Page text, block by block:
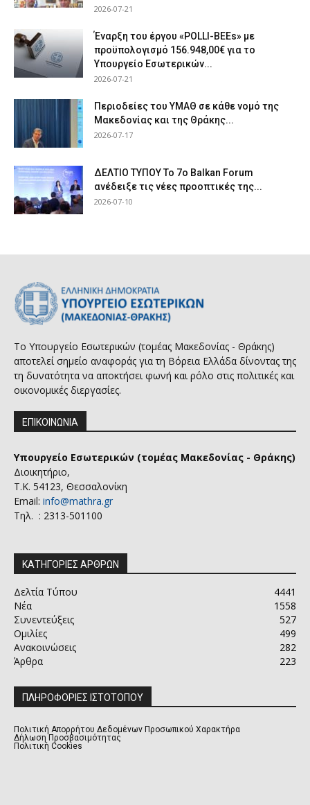
2026-07-21
Έναρξη του έργου «POLLI-BEEs» με
προϋπολογισμό 156.948,00€ για το
Υπουργείο Εσωτερικών...
2026-07-21
Περιοδείες του ΥΜΑΘ σε κάθε νομό της
Μακεδονίας και της Θράκης...
2026-07-17
ΔΕΛΤΙΟ ΤΥΠΟΥ Το 7ο Balkan Forum
ανέδειξε τις νέες προοπτικές της...
2026-07-10
Το Υπουργείο Εσωτερικών (τομέας Μακεδονίας - Θράκης)
αποτελεί σημείο αναφοράς για τη Βόρεια Ελλάδα δίνοντας της
τη δυνατότητα να αποκτήσει φωνή και ρόλο στις πολιτικές και
οικονομικές διεργασίες.
ΕΠΙΚΟΙΝΩΝΙΑ
Υπουργείο Εσωτερικών (τομέας Μακεδονίας - Θράκης)
Διοικητήριο,
Τ.Κ. 54123, Θεσσαλονίκη
Email: info@mathra.gr
Τηλ. : 2313-501100
ΚΑΤΗΓΟΡΙΕΣ ΑΡΘΡΩΝ
Δελτία Τύπου
4441
Νέα
1558
Συνεντεύξεις
527
Ομιλίες
499
Ανακοινώσεις
282
Άρθρα
223
ΠΛΗΡΟΦΟΡΙΕΣ ΙΣΤΟΤΟΠΟΥ
Πολιτική Απορρήτου Δεδομένων Προσωπικού Χαρακτήρα
Δήλωση Προσβασιμότητας
Πολιτική Cookies